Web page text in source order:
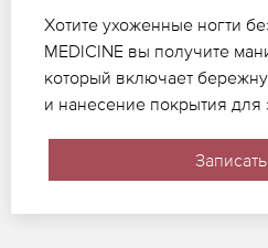
Хотите ухоженные ногти
MEDICINE вы получите
который включает
и нанесение покрытия для